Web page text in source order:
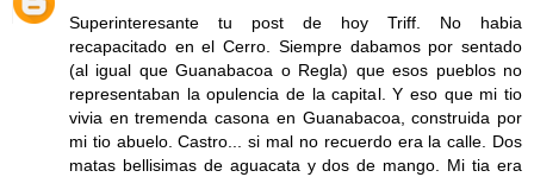
Superinteresante tu post de hoy Triff. No habia
recapacitado en el Cerro. Siempre dabamos por sentado
(al igual que Guanabacoa o Regla) que esos pueblos no
representaban la opulencia de la capital. Y eso que mi tio
vivia en tremenda casona en Guanabacoa, construida por
mi tio abuelo. Castro... si mal no recuerdo era la calle. Dos
matas bellisimas de aguacata y dos de mango. Mi tia era